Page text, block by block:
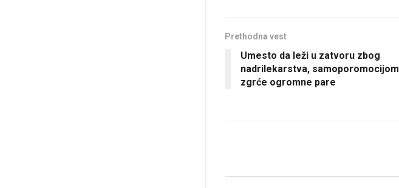
Prethodna vest
Umesto da leži u zatvoru zbog
nadrilekarstva, samoporomocijom
zgrće ogromne pare